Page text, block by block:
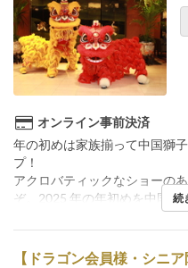
オンライン事前決済
年の初めは家族揃って中国獅
プ！
アクロバティックなショーの
ぞ。2025 年の年初めを中国獅続
【ドラゴン会員様・シニ